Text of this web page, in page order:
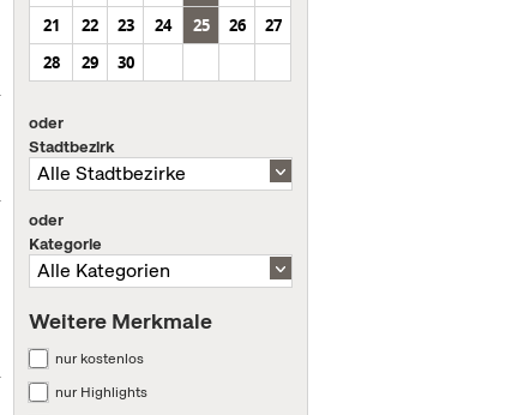
21
22 23 24 25 26
27
28
29 30
oder
Stadtbezirk
oder
Kategorie
Weitere Merkmale
nur kostenlos
nur Highlights